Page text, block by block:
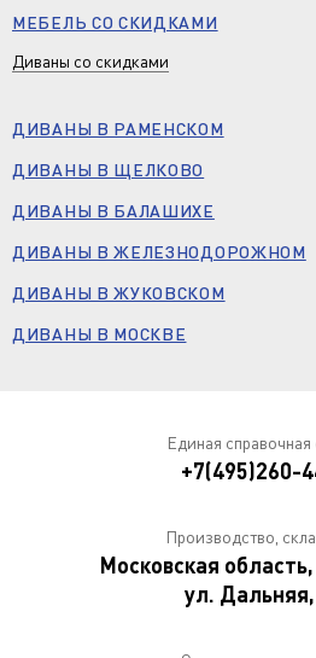
МЕБЕЛЬ СО СКИДКАМИ
Диваны со скидками
ДИВАНЫ В РАМЕНСКОМ
ДИВАНЫ В ЩЕЛКОВО
ДИВАНЫ В БАЛАШИХЕ
ДИВАНЫ В ЖЕЛЕЗНОДОРОЖНОМ
ДИВАНЫ В ЖУКОВСКОМ
ДИВАНЫ В МОСКВЕ
Единая
+7(495)260-
Производство,
Московская
ул.